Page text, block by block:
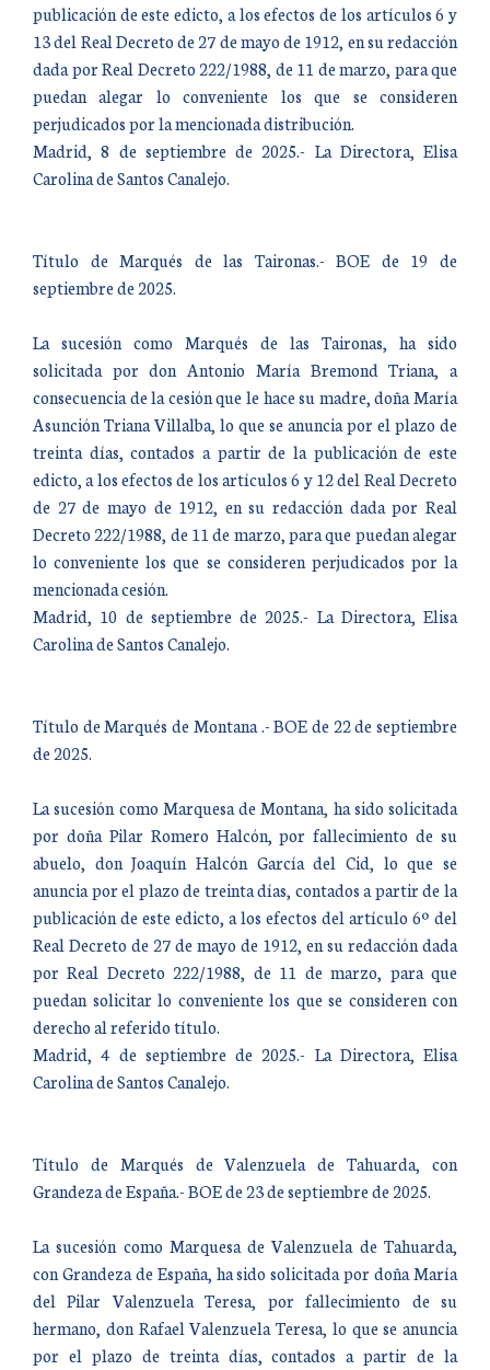
publicación de este edicto, a los efectos de los artículos 6 y
13 del Real Decreto de 27 de mayo de 1912, en su redacción
dada por Real Decreto 222/1988, de 11 de marzo, para que
puedan alegar lo conveniente los que se consideren
perjudicados por la mencionada distribución.
Madrid, 8 de septiembre de 2025.- La Directora, Elisa
Carolina de Santos Canalejo.
Título de Marqués de las Taironas.- BOE de 19 de
septiembre de 2025.
La sucesión como Marqués de las Taironas, ha sido
solicitada por don Antonio María Bremond Triana, a
consecuencia de la cesión que le hace su madre, doña María
Asunción Triana Villalba, lo que se anuncia por el plazo de
treinta días, contados a partir de la publicación de este
edicto, a los efectos de los artículos 6 y 12 del Real Decreto
de 27 de mayo de 1912, en su redacción dada por Real
Decreto 222/1988, de 11 de marzo, para que puedan alegar
lo conveniente los que se consideren perjudicados por la
mencionada cesión.
Madrid, 10 de septiembre de 2025.- La Directora, Elisa
Carolina de Santos Canalejo.
Título de Marqués de Montana .- BOE de 22 de septiembre
de 2025.
La sucesión como Marquesa de Montana, ha sido solicitada
por doña Pilar Romero Halcón, por fallecimiento de su
abuelo, don Joaquín Halcón García del Cid, lo que se
anuncia por el plazo de treinta días, contados a partir de la
publicación de este edicto, a los efectos del artículo 6º del
Real Decreto de 27 de mayo de 1912, en su redacción dada
por Real Decreto 222/1988, de 11 de marzo, para que
puedan solicitar lo conveniente los que se consideren con
derecho al referido título.
Madrid, 4 de septiembre de 2025.- La Directora, Elisa
Carolina de Santos Canalejo.
Título de Marqués de Valenzuela de Tahuarda, con
Grandeza de España.- BOE de 23 de septiembre de 2025.
La sucesión como Marquesa de Valenzuela de Tahuarda,
con Grandeza de España, ha sido solicitada por doña María
del Pilar Valenzuela Teresa, por fallecimiento de su
hermano, don Rafael Valenzuela Teresa, lo que se anuncia
por el plazo de treinta días, contados a partir de la